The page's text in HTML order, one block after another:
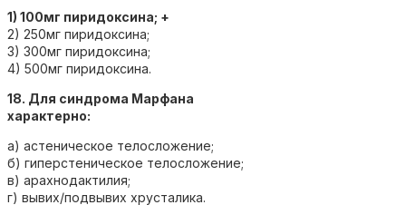
1) 100мг пиридоксина; +
2) 250мг пиридоксина;
3) 300мг пиридоксина;
4) 500мг пиридоксина.
18. Для синдрома Марфана
характерно:
а) астеническое телосложение;
б) гиперстеническое телосложение;
в) арахнодактилия;
г) вывих/подвывих хрусталика.